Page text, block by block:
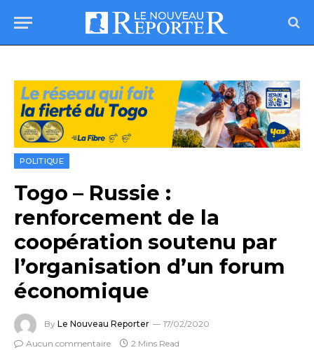
POLITIQUE
Togo – Russie :
renforcement de la
coopération soutenu par
l’organisation d’un forum
économique
By Le Nouveau Reporter
17/02/2020
Aucun commentaire
2 Mins Read